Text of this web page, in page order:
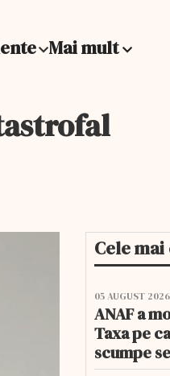
Mai mult
Cele
05 AUGUST 2026
ANAF a
Taxa pe
scumpe